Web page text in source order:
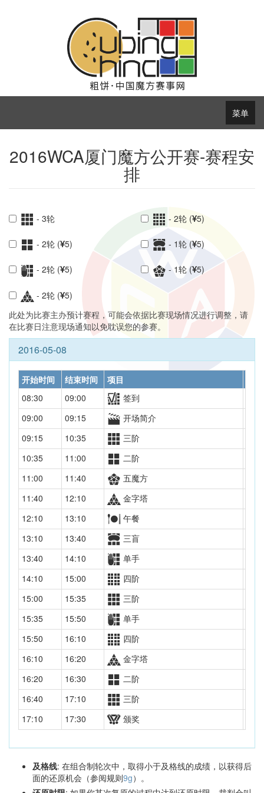
菜单
2016WCA厦门魔方公开赛-赛程安
排
- 3轮 - 2轮 ( 5)
- 2轮 ( 5) - 1轮 ( 5)
- 2轮 ( 5) - 1轮 ( 5)
- 2轮 ( 5)
此处为比赛主办预计赛程，可能会依据比赛现场情况进行调整，请
在比赛日注意现场通知以免耽误您的参赛。
2016-05-08
开始时间 结束时间 项目
08:30
09:00
签到
09:00
09:15
开场简介
09:15
10:35 三阶
10:35
11:00 二阶
11:00
11:40 五魔方
11:40
12:10 金字塔
12:10
13:10
午餐
13:10
13:40 三盲
13:40
14:10 单手
14:10
15:00 四阶
15:00
15:35 三阶
15:35
15:50 单手
15:50
16:10 四阶
16:10
16:20 金字塔
16:20
16:30 二阶
16:40
17:10 三阶
17:10
17:30 颁奖
及格线: 在组合制轮次中，取得小于及格线的成绩，以获得后
面的还原机会（参阅规则9g）。